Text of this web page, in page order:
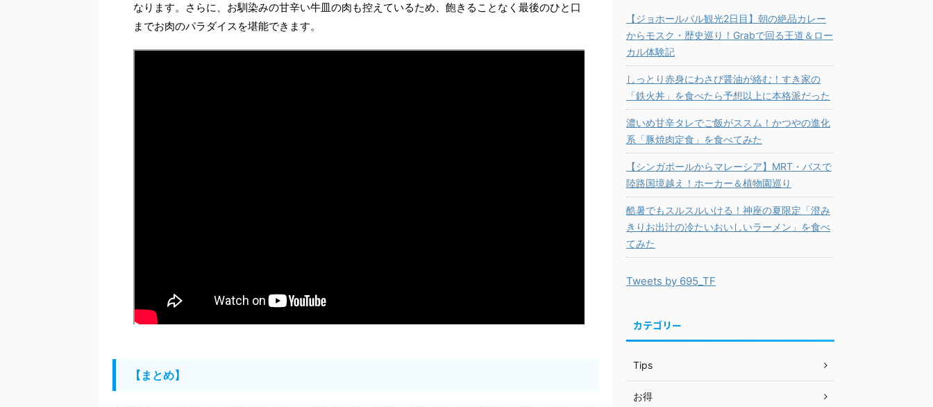
なります。さらに、お馴染みの甘辛い牛皿の肉も控えているため、飽きることなく最後のひと口
までお肉のパラダイスを堪能できます。
【まとめ】
【ジョホールバル観光2日目】朝の絶品カレー
からモスク・歴史巡り！Grabで回る王道＆ロー
カル体験記
しっとり赤身にわさび醤油が絡む！すき家の
「鉄火丼」を食べたら予想以上に本格派だった
濃いめ甘辛タレでご飯がススム！かつやの進化
系「豚焼肉定食」を食べてみた
【シンガポールからマレーシア】MRT・バスで
陸路国境越え！ホーカー＆植物園巡り
酷暑でもスルスルいける！神座の夏限定「澄み
きりお出汁の冷たいおいしいラーメン」を食べ
てみた
Tweets by 695_TF
カテゴリー
Tips
お得